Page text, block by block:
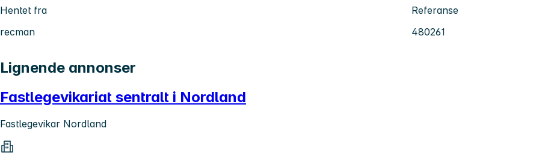
Hentet fra
recman
Referanse
480261
Lignende annonser
Fastlegevikariat sentralt i Nordland
Fastlegevikar Nordland